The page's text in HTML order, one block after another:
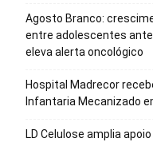
Agosto Branco:
entre adolescentes
eleva alerta oncológico
Hospital Madrecor
Infantaria Mecanizado
LD Celulose amplia